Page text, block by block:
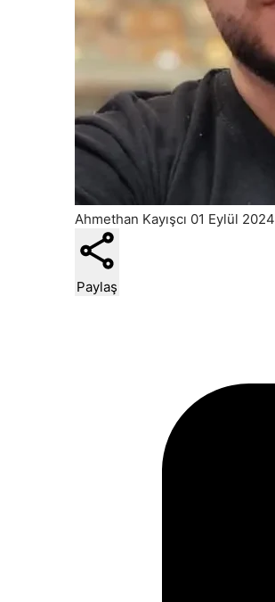
Ahmethan Kayışcı 01 Eylül 2024
Paylaş